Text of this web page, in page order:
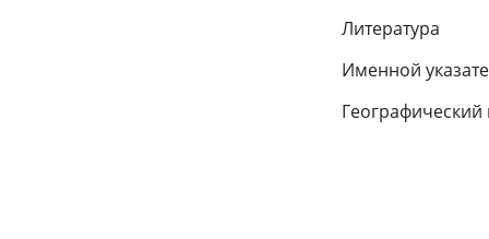
Литература
Именной
Географический